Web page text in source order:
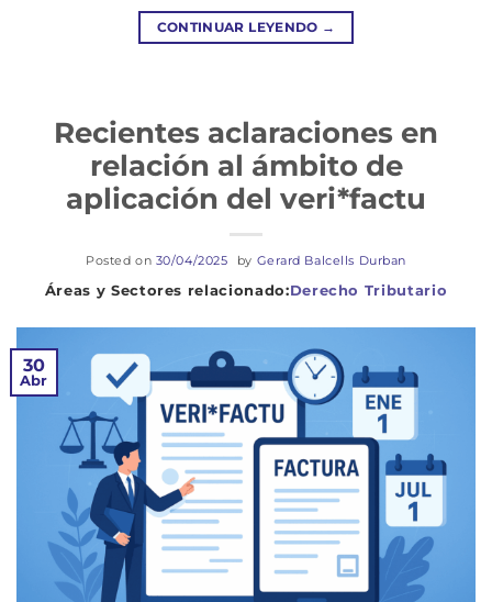
CONTINUAR LEYENDO →
Derecho Tributario
Recientes aclaraciones en
relación al ámbito de
aplicación del veri*factu
Posted on 30/04/2025 by Gerard Balcells Durban
30
Abr